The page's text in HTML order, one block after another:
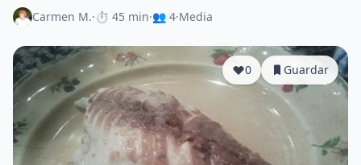
Carmen M.·⏱ 45 min·👥 4·Media
0 Guardar